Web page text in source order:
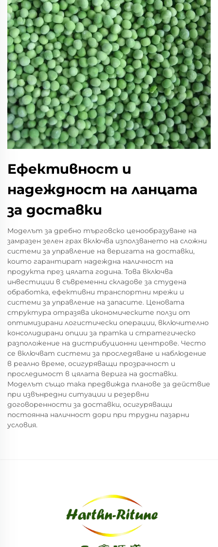
Ефективност и
надеждност на ланцата
за доставки
Моделът за дребно търговско ценообразуване на
замразен зелен грах включва използването на сложни
системи за управление на веригата на доставки,
които гарантират надеждна наличност на
продукта през цялата година. Това включва
инвестиции в съвременни складове за студена
обработка, ефективни транспортни мрежи и
системи за управление на запасите. Ценовата
структура отразява икономическите ползи от
оптимизирани логистически операции, включително
консолидирани опции за пратка и стратегическо
разположение на дистрибуционни центрове. Често
се включват системи за проследяване и наблюдение
в реално време, осигуряващи прозрачност и
проследимост в цялата верига на доставки.
Моделът също така предвижда планове за действие
при извънредни ситуации и резервни
договоренности за доставки, осигуряващи
постоянна наличност дори при трудни пазарни
условия.